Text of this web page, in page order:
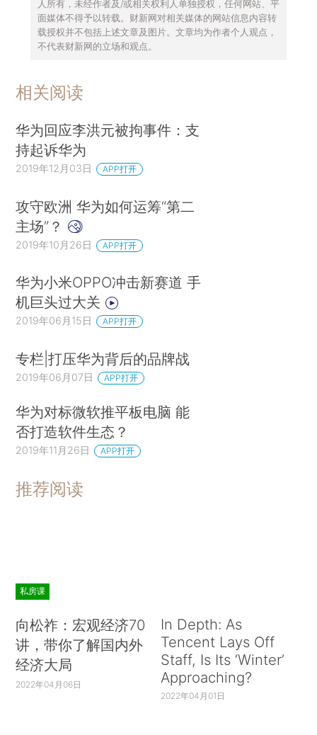
人所有，未经作者及/或相关权利人单独授权，任何网站、平
面媒体不得予以转载。财新网对相关媒体的网站信息内容转
载授权并不包括上述文章及图片。文章均为作者个人观点，
不代表财新网的立场和观点。
相关阅读
华为回应李洪元被拘事件：支
持起诉华为
2019年12月03日 APP打开
攻守欧洲 华为如何运筹“第二
主场”？
2019年10月26日 APP打开
华为小米OPPO冲击新赛道 手
机巨头过大关
2019年06月15日 APP打开
专栏|打压华为背后的品牌战
2019年06月07日 APP打开
华为对标微软推平板电脑 能
否打造软件生态？
2019年11月26日 APP打开
推荐阅读
私房课
向松祚：宏观经济70
讲，带你了解国内外
经济大局
2022年04月06日
In Depth: As
Tencent Lays Off
Staff, Is Its ‘Winter’
Approaching?
2022年04月01日